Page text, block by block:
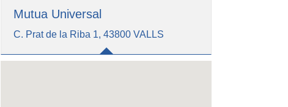
Mutua Universal
C. Prat de la Riba 1, 43800 VALLS